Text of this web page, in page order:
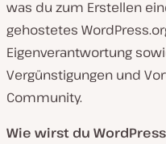
was du zum Erstellen
gehostetes
Eigenverantwortung
Vergünstigungen und
Community.
Wie wirst du